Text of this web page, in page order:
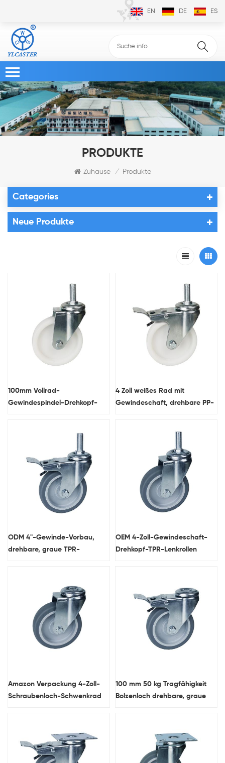
EN DE ES
PRODUKTE
Zuhause / Produkte
Categories
Neue Produkte
100mm Vollrad-
Gewindespindel-Drehkopf-
4 Zoll weißes Rad mit
Gewindeschaft, drehbare PP-
ODM 4"-Gewinde-Vorbau,
drehbare, graue TPR-
OEM 4-Zoll-Gewindeschaft-
Drehkopf-TPR-Lenkrollen
Amazon Verpackung 4-Zoll-
Schraubenloch-Schwenkrad
100 mm 50 kg Tragfähigkeit
Bolzenloch drehbare, graue